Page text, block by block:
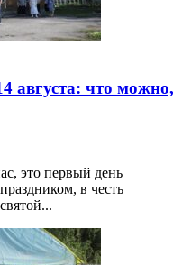
августа: что можно,
это первый день
в честь